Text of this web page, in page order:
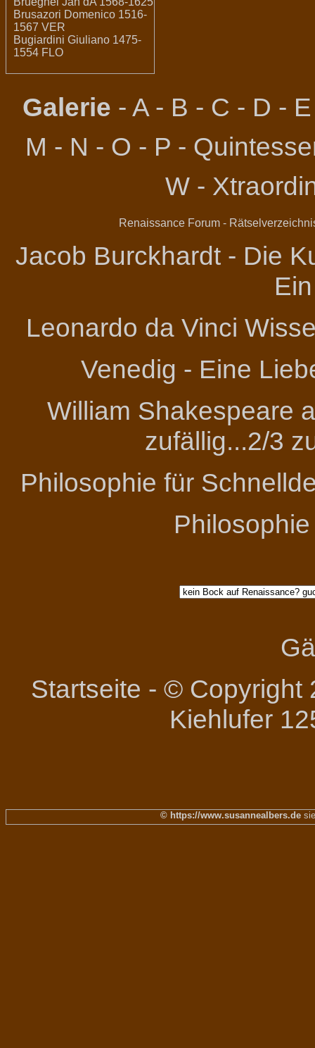
Brusazori Domenico 1516-
1567 VER
Bugiardini Giuliano 1475-
1554 FLO
Galerie - A- B - C - D - E
M - N - O - P -
W -
Renaissance Forum-
Jacob Burckhardt - Die
Leonardo da Vinci
Venedig - Eine
William Shakespeare
zufällig...2/3
Philosophie für
Startseite - © Copyright
Kiehlufer
© https://www.susannealbers.de